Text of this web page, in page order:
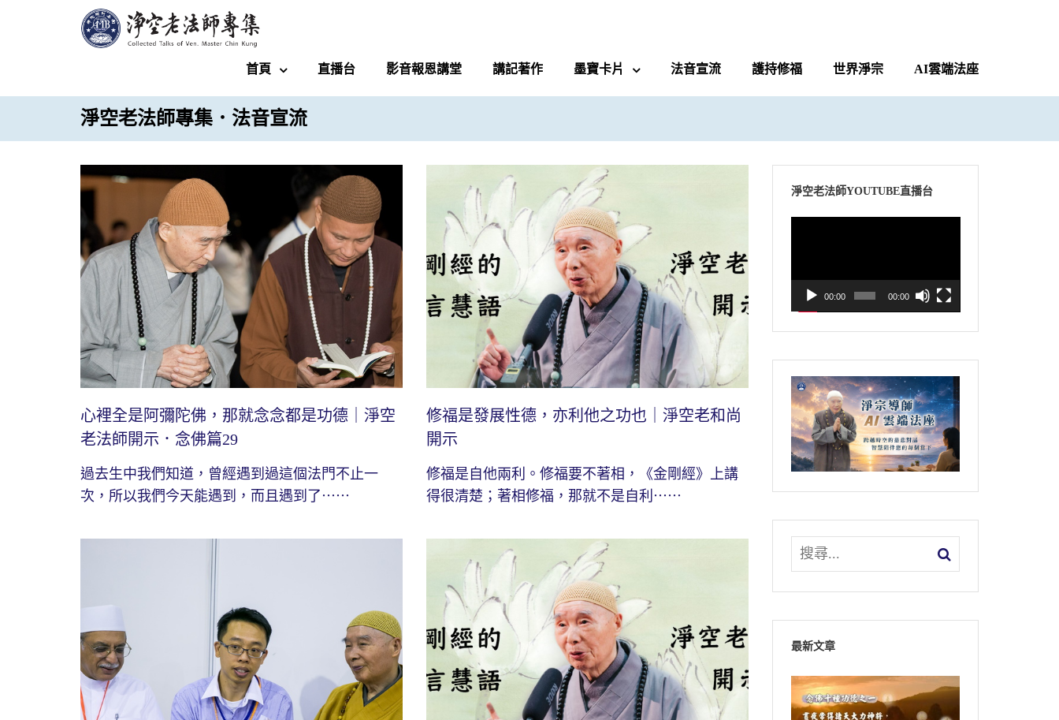
首頁 直播台 影音報恩講堂 講記著作 墨寶卡片 法音宣流 護持修福 世界淨宗 AI雲端法座
淨空老法師專集．法音宣流
心裡全是阿彌陀佛，那就念念都是功德｜淨空
老法師開示．念佛篇29
過去生中我們知道，曾經遇到過這個法門不止一
次，所以我們今天能遇到，而且遇到了⋯⋯
修福是發展性德，亦利他之功也｜淨空老和尚
開示
修福是自他兩利。修福要不著相，《金剛經》上講
得很清楚；著相修福，那就不是自利⋯⋯
淨空老法師YOUTUBE直播台
器
00:00 00:00
最新文章